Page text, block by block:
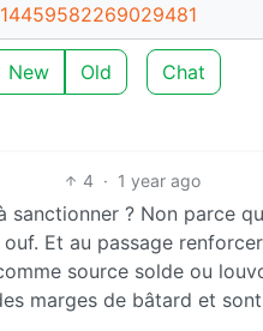
New Old Chat
4 · 1 year ago
sanctionner ? Non parce
Et au passage
source solde ou
marges de bâtard et